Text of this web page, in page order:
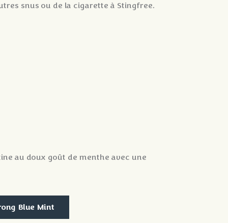
snus ou de la cigarette à Stingfree.
au doux goût de menthe avec une
Blue Mint